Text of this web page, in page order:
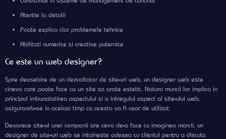
Atentie la detalii
Poate explica clar problemele tehnice
Abilitati numerice si creative puternice
Ce este un web designer?
Spre deosebire de un dezvoltator de site-uri web, un designer web este
cineva care poate face ca un site sa arate estetic. Natura muncii lor implica in
principal imbunatatirea aspectului si a intregului aspect al site-ului web,
asigurandu-se in acelasi timp ca acesta va fi usor de utilizat.
Deoarece site-ul unei companii are ceva de-a face cu imaginea marcii, un
designer de site-uri web se intalneste adesea cu clientul pentru a discuta